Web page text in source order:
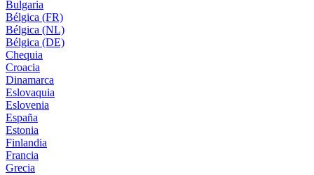
Bulgaria
Bélgica (FR)
Bélgica (NL)
Bélgica (DE)
Chequia
Croacia
Dinamarca
Eslovaquia
Eslovenia
España
Estonia
Finlandia
Francia
Grecia